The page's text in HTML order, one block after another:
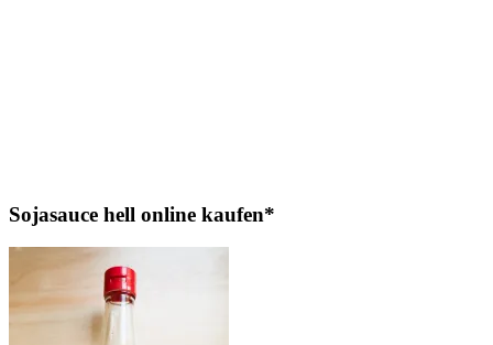
Sojasauce hell online kaufen*